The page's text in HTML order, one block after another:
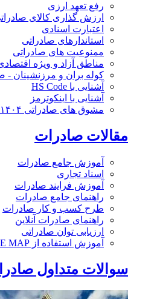
رفع تعهد ارزی
ارزش گذاری کالای
اعتبارت اسنادی
استاندارهای صادراتی
ممنوعیت های صادراتی
مناطق آزاد و ویژه
کوله بران و مرزنشینان -
آشنایی با HS Code
آشنایی با اینکوترمز
مشوق های صادراتی ۱۴۰۴
مقالات صادرات
آموزش جامع صادرات
اسناد تجاری
آموزش فرایند صادرات
راهنمای جامع صادرات
طرح کسب و کار صادرات
راهنمای صادرات آنلاین
ارزیابی توان صادراتی
آموزش استفاده از TRADE MAP
سوالات متداول